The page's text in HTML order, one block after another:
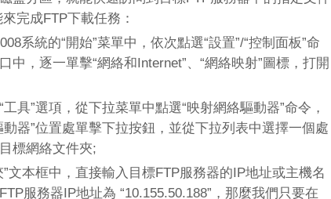
完成FTP下載任務：
統的“開始”菜單中，依次點選“設置”/“控制面板”命
中，逐一單擊“網絡和Internet”、“網絡映射”圖標，打開
”選項，從下拉菜單中點選“映射網絡驅動器”命令，
器”位置處單擊下拉按鈕，並從下拉列表中選擇一個處
標網絡文件夾;
本框中，直接輸入目標FTP服務器的IP地址或主機名
服務器IP地址為 “10.155.50.188”，那麼我們只要在